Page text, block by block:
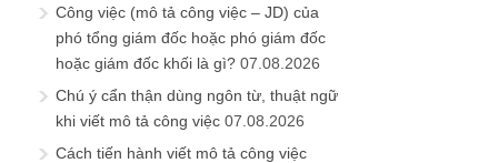
Công việc (mô tả công việc – JD) của
phó tổng giám đốc hoặc phó giám đốc
hoặc giám đốc khối là gì? 07.08.2026
Chú ý cẩn thận dùng ngôn từ, thuật ngữ
khi viết mô tả công việc 07.08.2026
Cách tiến hành viết mô tả công việc